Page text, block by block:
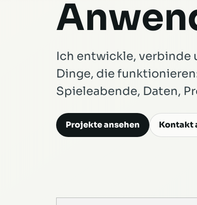
Ich entwickle, verbinde
Dinge, die
Spieleabende, Daten,
Projekte ansehen Kontakt